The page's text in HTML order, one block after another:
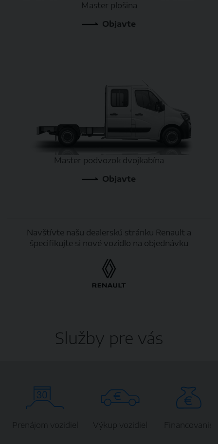
Master plošina
Objavte
Master podvozok dvojkabína
Objavte
Navštívte našu dealerskú stránku Renault a
špecifikujte si nové vozidlo na objednávku
Služby pre vás
Prenájom vozidiel Výkup vozidiel Financovanie